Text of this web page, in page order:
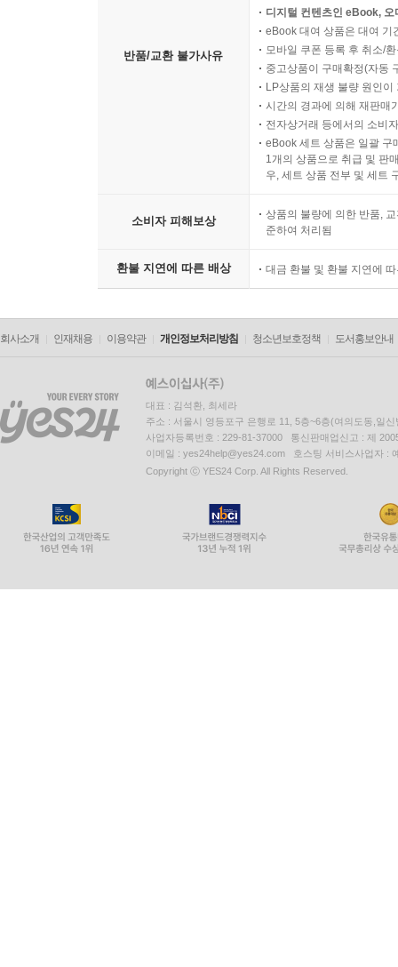
반품/교환 불가사유
디지털 컨텐츠인 eBook,
eBook 대여 상품은 대여 기
모바일 쿠폰 등록 후 취소/
중고상품이 구매확정(자동
LP상품의 재생 불량 원인
시간의 경과에 의해 재판매
전자상거래 등에서의 소비
eBook 세트 상품은 일괄 구
1개의 상품으로 취급 및 판
우, 세트 상품 전부 및 세트
소비자 피해보상
상품의 불량에 의한 반품,
준하여 처리됨
환불 지연에 따른 배상 대금 환불 및 환불 지연에
회사소개 인재채용 이용약관 개인정보처리방침 청소년보호정책 도서홍보안내
대표 : 김석환, 최세라
주소 : 서울시 영등포구 은행로 11, 5층~6층(여의도동,일신
사업자등록번호 : 229-81-37000 통신판매업신고 : 제
이메일 : yes24help@yes24.com 호스팅 서비스사업자 :
Copyright ⓒ YES24 Corp. All Rights Reserved.